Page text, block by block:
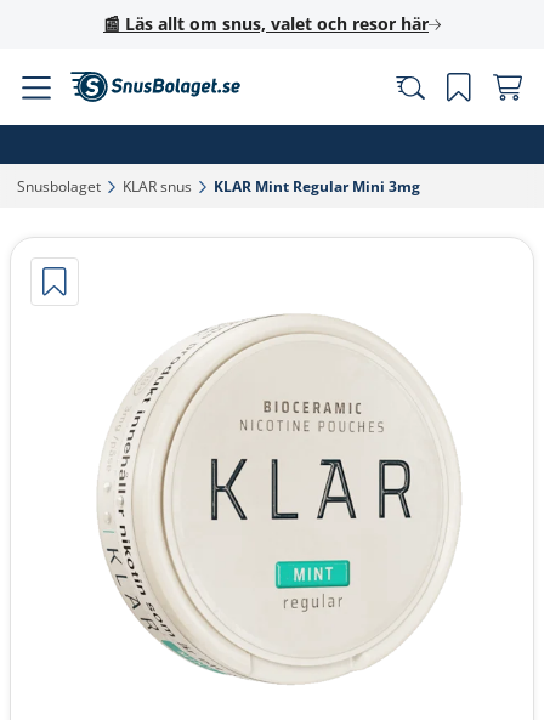
📰 Läs allt om snus, valet och resor här
Snusbolaget‎ KLAR snus‎ KLAR Mint Regular Mini 3mg‎